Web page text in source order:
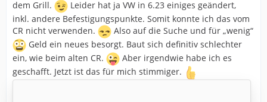
dem Grill.
Leider hat ja VW in 6.23 einiges geändert,
inkl. andere Befestigungspunkte. Somit konnte ich das vom
CR nicht verwenden.
Also auf die Suche und für „wenig“
Geld ein neues besorgt. Baut sich definitiv schlechter
ein, wie beim alten CR.
Aber irgendwie habe ich es
geschafft. Jetzt ist das für mich stimmiger.